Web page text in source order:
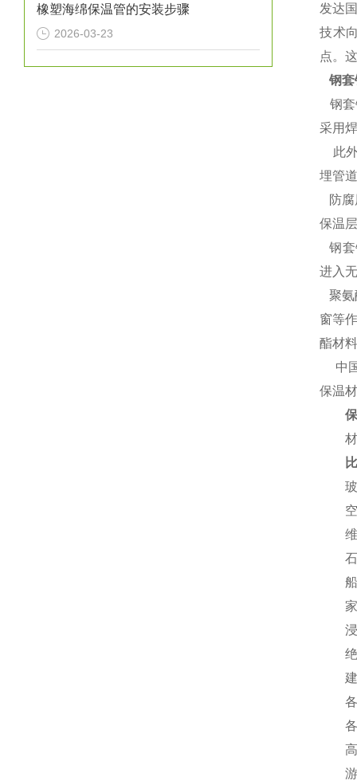
橡塑海绵保温管的安装步骤
2026-03-23
发达
技术
点。
钢套
钢套
采用
此外
埋管
防腐
保温
钢套
进入
聚氨
窗等
酯材
中国
保温
材料
玻
空调
维
石油
船舶
家电
浸入
绝
建筑
各种
各种
高速
游